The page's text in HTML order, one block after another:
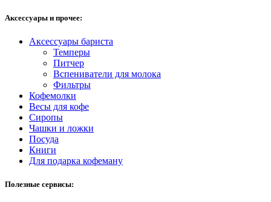
Аксессуары и прочее:
Аксессуары бариста
Темперы
Питчер
Вспениватели для молока
Фильтры
Кофемолки
Весы для кофе
Сиропы
Чашки и ложки
Посуда
Книги
Для подарка кофеману
Полезные сервисы: